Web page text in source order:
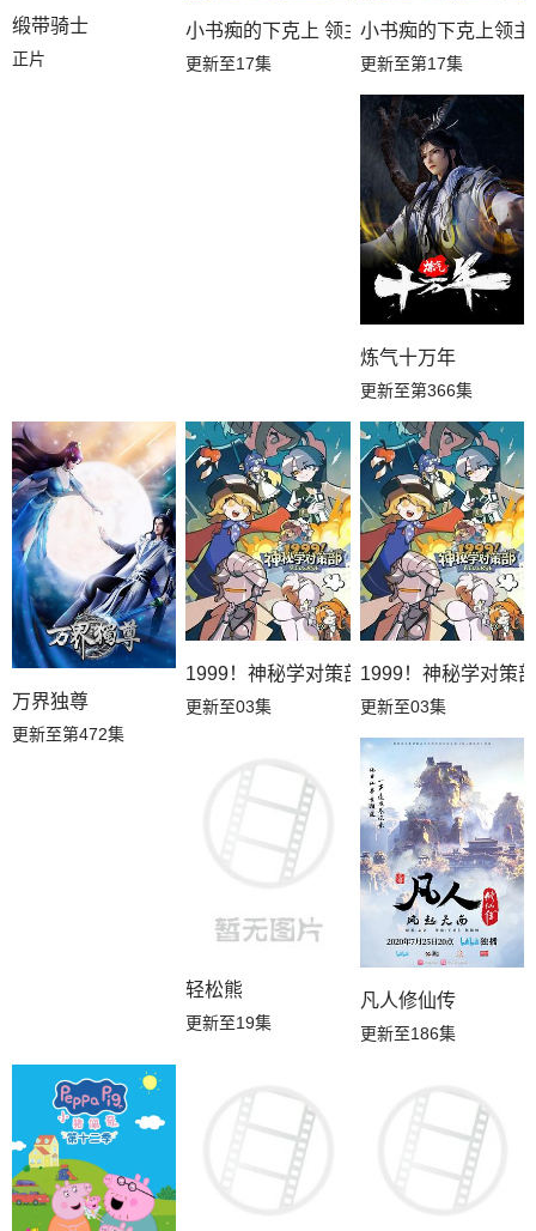
缎带骑士
正片
小书痴的下克上 领主的养女
更新至17集
小书痴的下克上领
更新至第17集
炼气十万年
更新至第366集
万界独尊
更新至第472集
1999！神秘学对策部英语
更新至03集
1999！神秘学对策
更新至03集
轻松熊
更新至19集
凡人修仙传
更新至186集